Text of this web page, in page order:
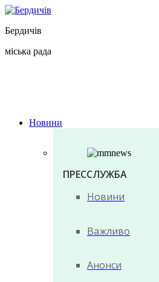
Перейти
вмісту
Бердичів
міська рада
Новини
ПРЕССЛУЖБА
Новини
Важливо
Анонси